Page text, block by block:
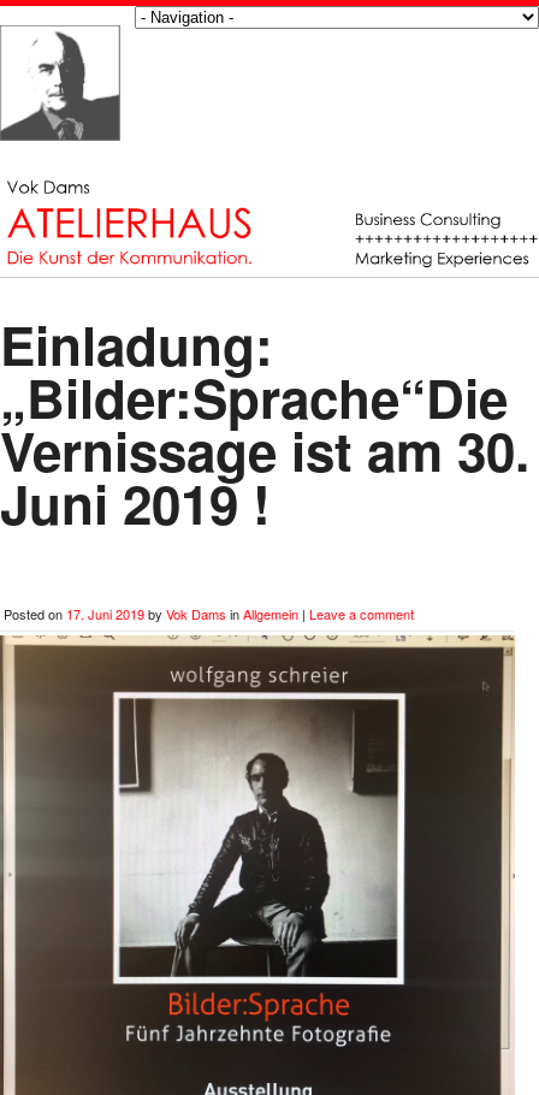
Einladung:
„Bilder:Sprache“Die
Vernissage ist am 30.
Juni 2019 !
Posted on 17. Juni 2019by Vok Dams inAllgemein | Leave a comment